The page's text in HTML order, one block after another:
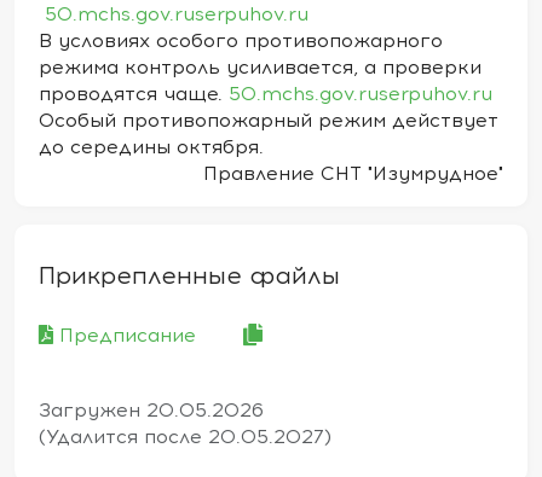
50.mchs.gov.ruserpuhov.ru
В условиях особого противопожарного
режима контроль усиливается, а проверки
проводятся чаще. 50.mchs.gov.ruserpuhov.ru
Особый противопожарный режим действует
до середины октября.
Правление СНТ "Изумрудное"
Прикрепленные файлы
Предписание
Загружен 20.05.2026
(Удалится после 20.05.2027)